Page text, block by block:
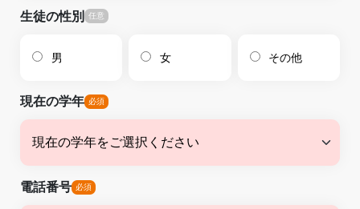
生徒の性別
男 女 その他
現在の学年
電話番号